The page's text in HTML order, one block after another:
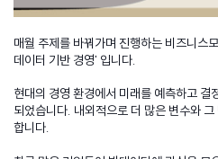
매월 주제를 바꿔가며 진행하는 비즈니스
데이터 기반 경영' 입니다.
현대의 경영 환경에서 미래를 예측하고 결
되었습니다. 내외적으로 더 많은 변수와
합니다.